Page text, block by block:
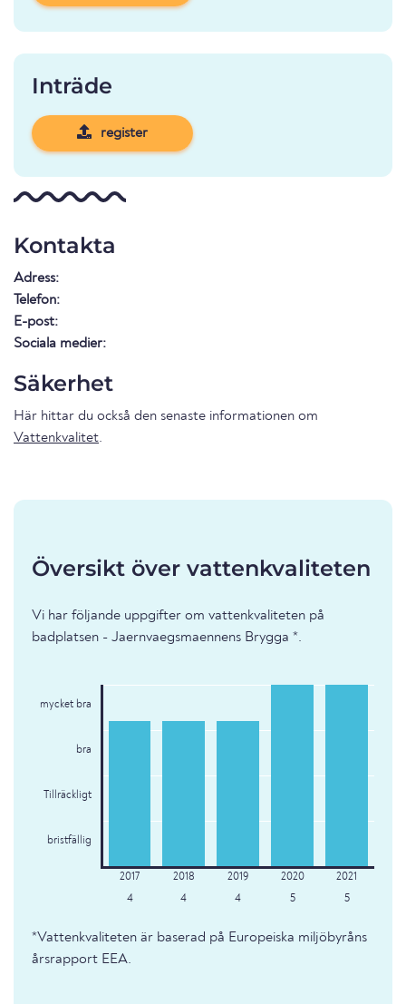
Inträde
register
Kontakta
Adress:
Telefon:
E-post:
Sociala medier:
Säkerhet
Här hittar du också den senaste informationen om
Vattenkvalitet.
Översikt över vattenkvaliteten
Vi har följande uppgifter om vattenkvaliteten på
badplatsen - Jaernvaegsmaennens Brygga *.
mycket bra
bra
Tillräckligt
bristfällig
4 4 4 5 5
*Vattenkvaliteten är baserad på Europeiska miljöbyråns
årsrapport EEA.